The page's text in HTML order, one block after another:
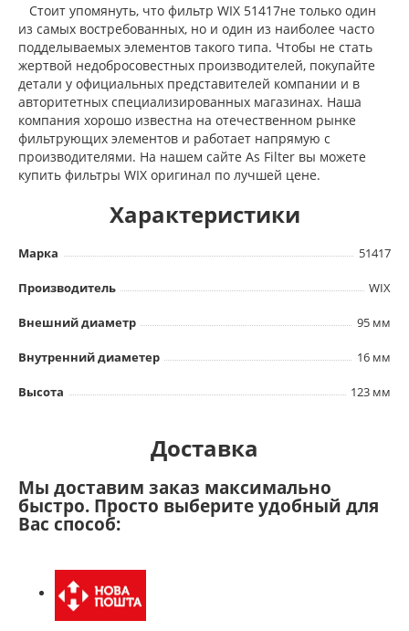
Стоит упомянуть, что фильтр WIX 51417не только один
из самых востребованных, но и один из наиболее часто
подделываемых элементов такого типа. Чтобы не стать
жертвой недобросовестных производителей, покупайте
детали у официальных представителей компании и в
авторитетных специализированных магазинах. Наша
компания хорошо известна на отечественном рынке
фильтрующих элементов и работает напрямую с
производителями. На нашем сайте As Filter вы можете
купить фильтры WIX оригинал по лучшей цене.
Характеристики
Марка 51417
Производитель WIX
Внешний диаметр 95 мм
Внутренний диаметер 16 мм
Высота 123 мм
Доставка
Мы доставим заказ максимально
быстро. Просто выберите удобный для
Вас способ: